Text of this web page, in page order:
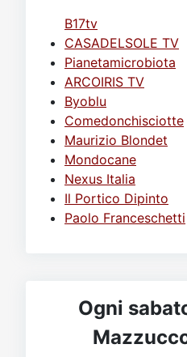
B17tv
CASADELSOLE TV
Pianetamicrobiota
ARCOIRIS TV
Byoblu
Comedonchisciotte
Maurizio Blondet
Mondocane
Nexus Italia
Il Portico Dipinto
Paolo Franceschetti
Ogni